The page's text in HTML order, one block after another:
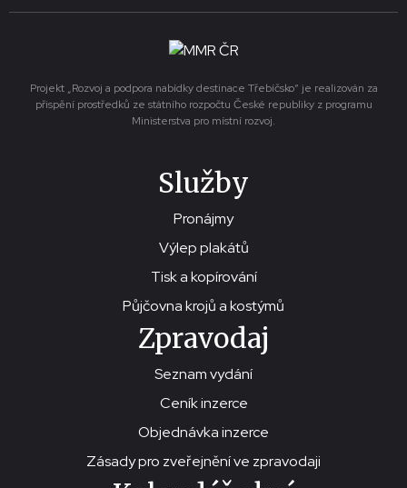
Projekt „Rozvoj a podpora nabídky destinace Třebíčsko“ je realizován za
přispění prostředků ze státního rozpočtu České republiky z programu
Ministerstva pro místní rozvoj.
Služby
Pronájmy
Výlep plakátů
Tisk a kopírování
Půjčovna krojů a kostýmů
Zpravodaj
Seznam vydání
Ceník inzerce
Objednávka inzerce
Zásady pro zveřejnění ve zpravodaji